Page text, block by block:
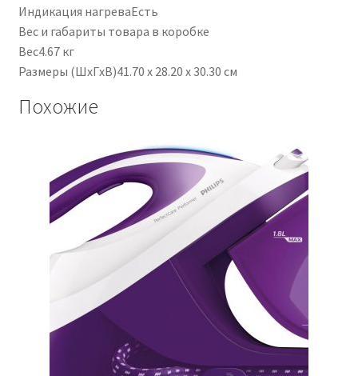
Индикация нагреваЕсть
Вес и габариты товара в коробке
Вес4.67 кг
Размеры (ШxГxВ)41.70 x 28.20 x 30.30 см
Похожие